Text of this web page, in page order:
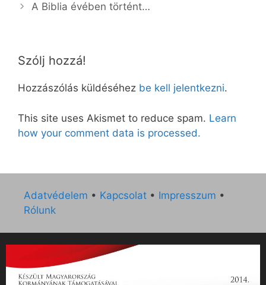
A Biblia évében történt…
Szólj hozzá!
Hozzászólás küldéséhez be kell jelentkezni.
This site uses Akismet to reduce spam. Learn
how your comment data is processed.
Adatvédelem • Kapcsolat • Impresszum •
Rólunk